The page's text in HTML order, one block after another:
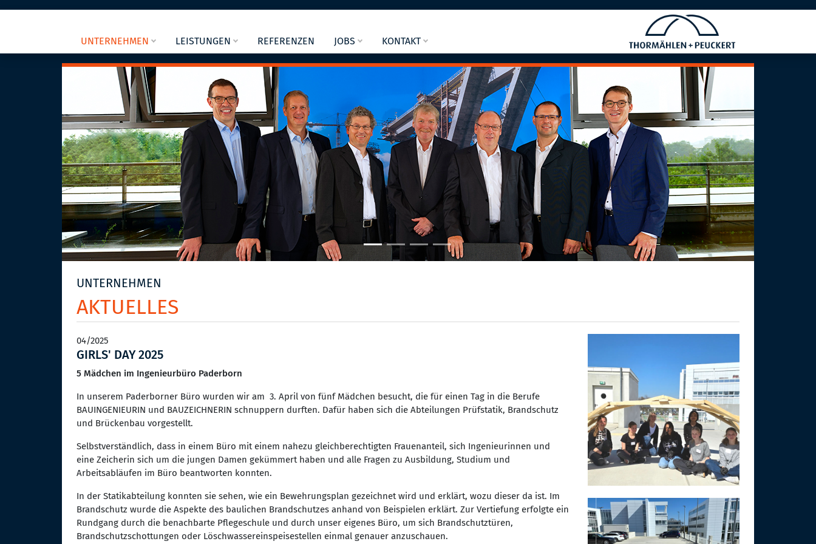
UNTERNEHMEN LEISTUNGEN REFERENZEN JOBS KONTAKT
UNTERNEHMEN
AKTUELLES
04/2025
GIRLS' DAY 2025
5 Mädchen im Ingenieurbüro Paderborn
In unserem Paderborner Büro wurden wir am 3. April von fünf Mädchen besucht, die für einen Tag in die Berufe
BAUINGENIEURIN und BAUZEICHNERIN schnuppern durften. Dafür haben sich die Abteilungen Prüfstatik, Brandschutz
und Brückenbau vorgestellt.
Selbstverständlich, dass in einem Büro mit einem nahezu gleichberechtigten Frauenanteil, sich Ingenieurinnen und
eine Zeicherin sich um die jungen Damen gekümmert haben und alle Fragen zu Ausbildung, Studium und
Arbeitsabläufen im Büro beantworten konnten.
In der Statikabteilung konnten sie sehen, wie ein Bewehrungsplan gezeichnet wird und erklärt, wozu dieser da ist. Im
Brandschutz wurde die Aspekte des baulichen Brandschutzes anhand von Beispielen erklärt. Zur Vertiefung erfolgte ein
Rundgang durch die benachbarte Pflegeschule und durch unser eigenes Büro, um sich Brandschutztüren,
Brandschutzschottungen oder Löschwassereinspeisestellen einmal genauer anzuschauen.